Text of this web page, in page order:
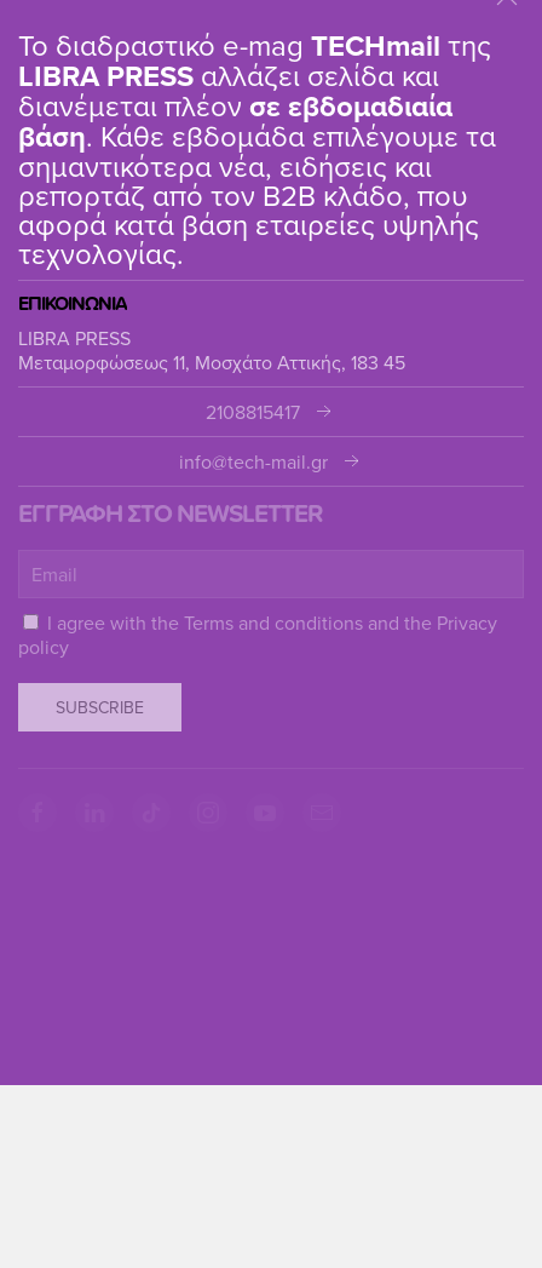
Το διαδραστικό e-mag TΕCHmail της
LIBRA PRESS αλλάζει σελίδα και
διανέμεται πλέον σε εβδομαδιαία
βάση. Κάθε εβδομάδα επιλέγουμε τα
σημαντικότερα νέα, ειδήσεις και
ρεπορτάζ από τον B2B κλάδο, που
αφορά κατά βάση εταιρείες υψηλής
τεχνολογίας.
ΕΠΙΚΟΙΝΩΝΙΑ
LIBRA PRESS
Μεταμορφώσεως 11, Μοσχάτο Αττικής, 183 45
2108815417
info@tech-mail.gr
ΕΓΓΡΑΦΗ ΣΤΟ NEWSLETTER
I agree with the Terms and conditions and the Privacy
policy
SUBSCRIBE